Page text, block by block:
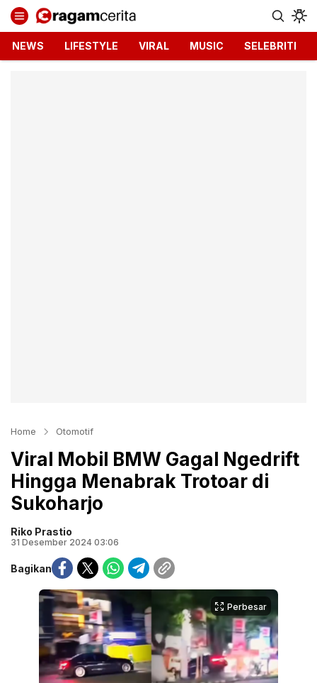
Ragamcerita.com
Informasi Terbaru dan Terkini
NEWS LIFESTYLE VIRAL MUSIC SELEBRITI
Home Otomotif
Viral Mobil BMW Gagal Ngedrift
Hingga Menabrak Trotoar di
Sukoharjo
Riko Prastio
31 Desember 2024 03:06
Bagikan
Perbesar